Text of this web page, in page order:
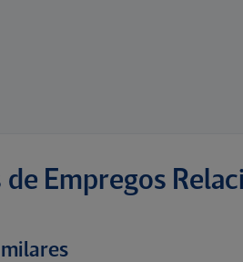
de Empregos